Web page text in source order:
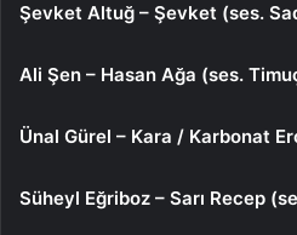
Şevket Altuğ – Şevket (ses.
Ali Şen – Hasan Ağa (ses.
Ünal Gürel – Kara / Karbonat
Süheyl Eğriboz – Sarı Recep